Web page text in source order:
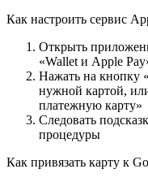
Как настроить сервис
Открыть
«Wallet и Apple
Нажать на кнопку
нужной картой,
платежную карту»
Следовать
процедуры
Как привязать карту к